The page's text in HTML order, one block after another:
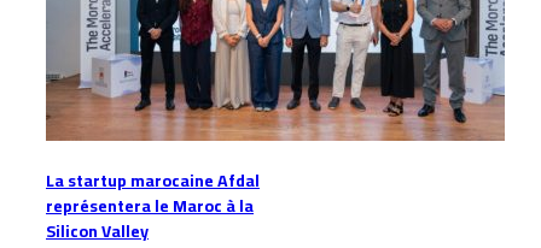
La startup marocaine Afdal
représentera le Maroc à la
Silicon Valley